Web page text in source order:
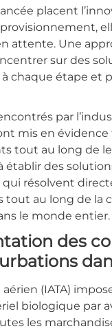
placent
attente. Une
sur des
chaque étape et
par
mis en
tout au long de
établir des
résolvent
au long de la
le monde entier.
des
(IATA)
biologique par
les